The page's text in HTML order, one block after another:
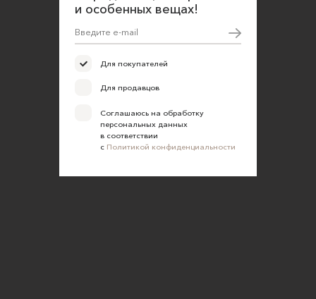
и особенных вещах!
Для покупателей
Для продавцов
Соглашаюсь на обработку
персональных данных
в соответствии
с Политикой конфиденциальности